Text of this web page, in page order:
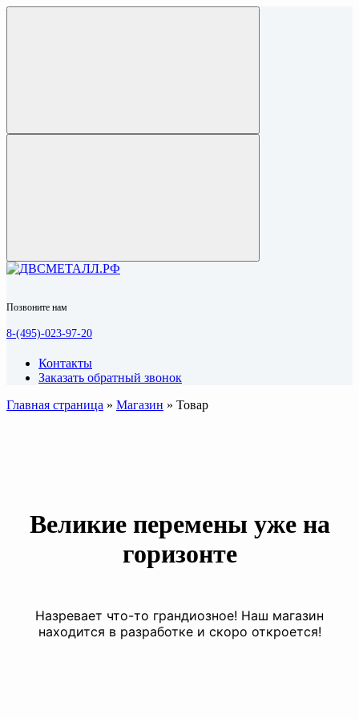
Позвоните нам
8-(495)-023-97-20
Контакты
Заказать обратный звонок
Главная страница » Магазин » Товар
Великие перемены уже на
горизонте
Назревает что-то грандиозное! Наш магазин
находится в разработке и скоро откроется!